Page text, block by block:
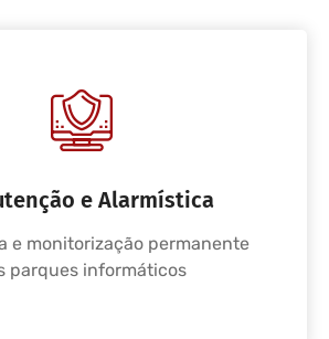
e Alarmística
e monitorização permanente
parques informáticos